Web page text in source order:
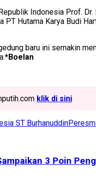
Indonesia Prof.
PT Hutama Karya Budi
baru ini semakin
*Boelan
klik di sini
ST Burhanuddin
3 Poin